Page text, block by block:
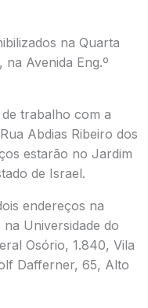
na Quarta
Avenida Eng.º
trabalho com a
Abdias Ribeiro dos
estarão no Jardim
de Israel.
endereços na
Universidade do
Osório, 1.840, Vila
Dafferner, 65, Alto